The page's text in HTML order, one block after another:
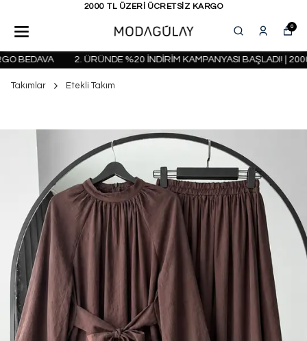
KAPIDA ÖDEME SEÇENEĞİ
0
2. ÜRÜNDE %20 İNDİRİM KAMPANYASI BAŞLADI! | 2000
Takımlar Etekli Takım